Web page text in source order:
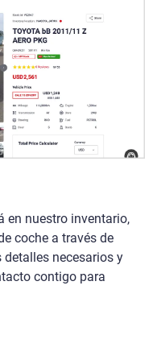
en nuestro inventario,
coche a través de
necesarios y
contigo para